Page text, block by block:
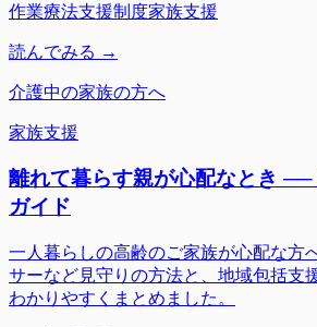
作業療法支援制度家族支援
読んでみる →
介護中の家族の方へ
家族支援
離れて暮らす親が心配なとき ──
ガイド
一人暮らしの高齢のご家族が心配な方
サーなど見守りの方法と、地域包括支
わかりやすくまとめました。